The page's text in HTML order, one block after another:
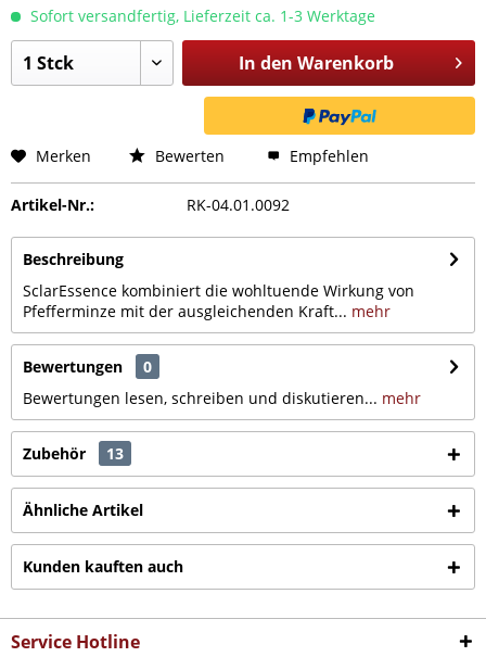
Sofort versandfertig, Lieferzeit ca. 1-3 Werktage
In den Warenkorb
Merken Bewerten Empfehlen
Artikel-Nr.: RK-04.01.0092
Beschreibung
SclarEssence kombiniert die wohltuende Wirkung von
Pfefferminze mit der ausgleichenden Kraft... mehr
Bewertungen
0
Bewertungen lesen, schreiben und diskutieren... mehr
Zubehör 13
Ähnliche Artikel
Kunden kauften auch
Service Hotline